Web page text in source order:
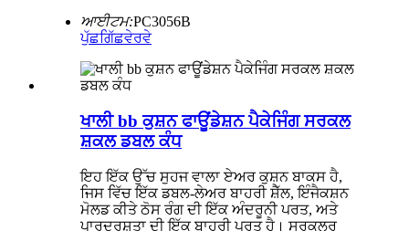
ਆਈਟਮ:PC3056B
ਪੁੱਛਗਿੱਛਵੇਰਵੇ
ਖਾਲੀ bb ਕੁਸ਼ਨ ਫਾਊਂਡੇਸ਼ਨ ਪੈਕੇਜਿੰਗ ਸਰਕਲ
ਸ਼ਕਲ ਡਬਲ ਕੰਧ
ਇਹ ਇੱਕ ਉੱਚ ਸੁਹਜ ਵਾਲਾ ਏਅਰ ਕੁਸ਼ਨ ਬਾਕਸ ਹੈ,
ਜਿਸ ਵਿੱਚ ਇੱਕ ਡਬਲ-ਲੇਅਰ ਬਾਹਰੀ ਸ਼ੈੱਲ, ਇੰਜੈਕਸ਼ਨ
ਮੋਲਡ ਕੀਤੇ ਠੋਸ ਰੰਗ ਦੀ ਇੱਕ ਅੰਦਰੂਨੀ ਪਰਤ, ਅਤੇ
ਪਾਰਦਰਸ਼ਤਾ ਦੀ ਇੱਕ ਬਾਹਰੀ ਪਰਤ ਹੈ। ਸਰਕੂਲਰ